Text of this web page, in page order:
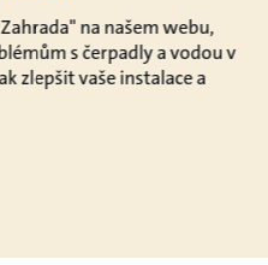
na našem webu,
s čerpadly a vodou v
zlepšit vaše instalace a